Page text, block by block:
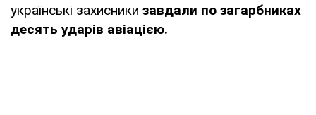
українські захисники завдали по загарбниках
десять ударів авіацією.